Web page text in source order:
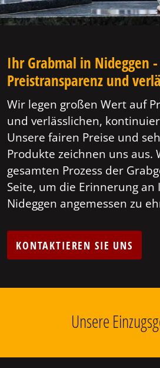
Ihr Grabmal in Nideggen -
Preistransparenz und
Wir legen großen Wert auf
und verlässlichen,
Unsere fairen Preise und
Produkte zeichnen uns aus.
gesamten Prozess der
Seite, um die Erinnerung an
Nideggen angemessen zu
KONTAKTIEREN SIE UNS
Unsere